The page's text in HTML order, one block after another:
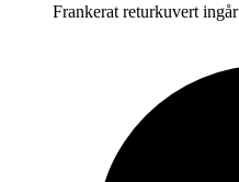
Frankerat returkuvert ingår